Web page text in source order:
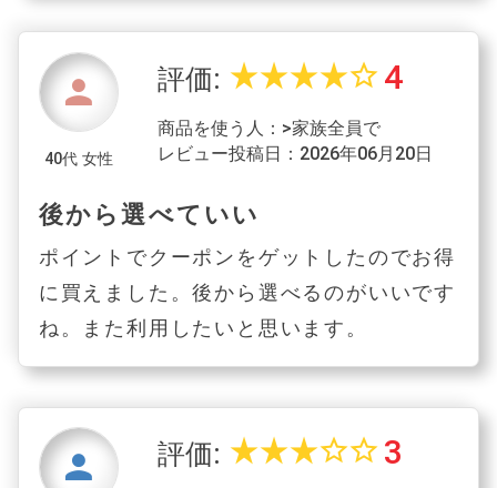
person
40代 女性
評価: star_ratestar_ratestar_ratestar_ratestar_border 4
商品を使う人：>家族全員で
レビュー投稿日：2026年06月20日
後から選べていい
ポイントでクーポンをゲットしたのでお得
に買えました。後から選べるのがいいです
ね。また利用したいと思います。
person 評価: star_ratestar_ratestar_ratestar_borderstar_border 3